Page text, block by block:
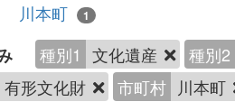
川本町 1
種別1 文化遺産
種別2
有形文化財 市町村 川本町